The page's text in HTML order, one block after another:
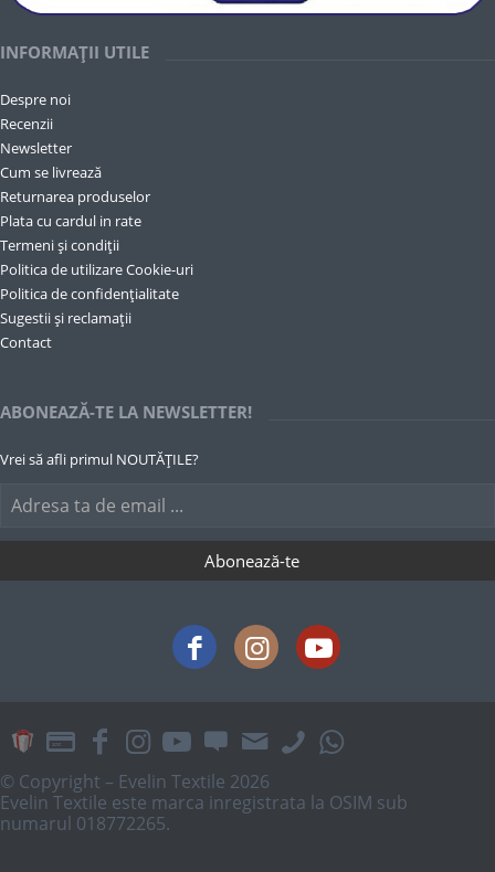
INFORMAȚII UTILE
Despre noi
Recenzii
Newsletter
Cum se livrează
Returnarea produselor
Plata cu cardul in rate
Termeni și condiții
Politica de utilizare Cookie-uri
Politica de confidențialitate
Sugestii și reclamații
Contact
ABONEAZĂ-TE LA NEWSLETTER!
Vrei să afli primul NOUTĂȚILE?
© Copyright – Evelin Textile 2026
Evelin Textile este marca inregistrata la OSIM sub
numarul 018772265.